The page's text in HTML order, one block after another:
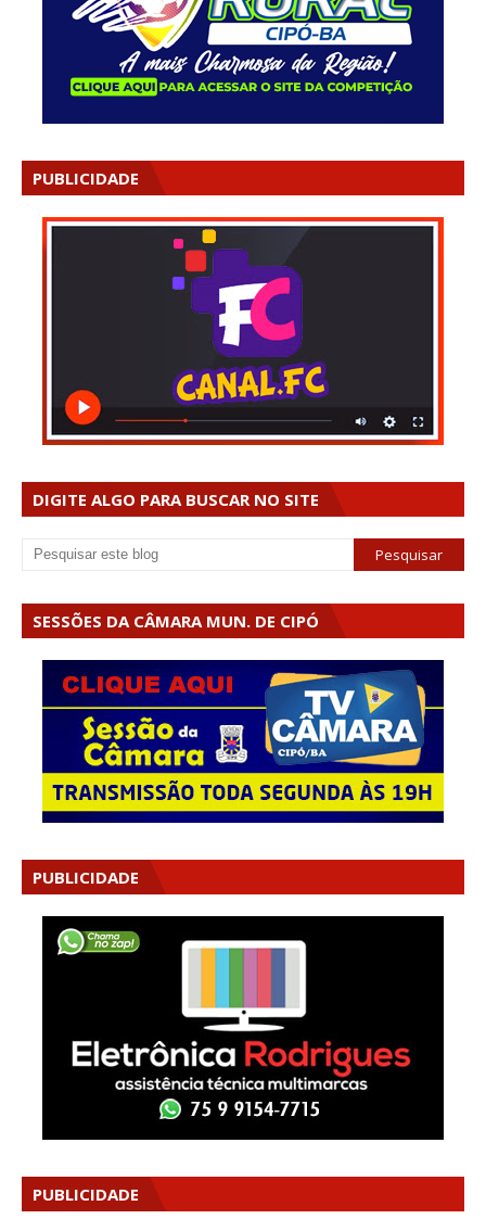
PUBLICIDADE
DIGITE ALGO PARA BUSCAR NO SITE
SESSÕES DA CÂMARA MUN. DE CIPÓ
PUBLICIDADE
PUBLICIDADE